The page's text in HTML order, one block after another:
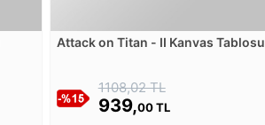
Attack on Titan - II Kanvas Tablosu
1108,02 TL
939,00 TL